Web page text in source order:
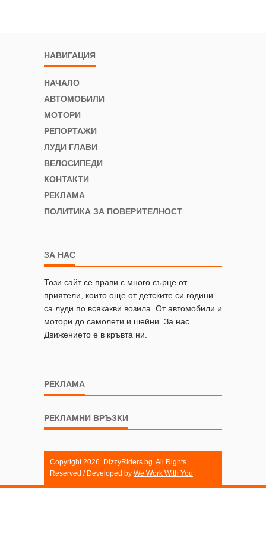
НАВИГАЦИЯ
НАЧАЛО
АВТОМОБИЛИ
МОТОРИ
РЕПОРТАЖИ
ЛУДИ ГЛАВИ
ВЕЛОСИПЕДИ
КОНТАКТИ
РЕКЛАМА
ПОЛИТИКА ЗА ПОВЕРИТЕЛНОСТ
ЗА НАС
Този сайт се прави с много сърце от
приятели, които още от детските си години
са луди по всякакви возила. От автомобили и
мотори до самолети и шейни. За нас
Движението е в кръвта ни.
РЕКЛАМА
РЕКЛАМНИ ВРЪЗКИ
Copyright 2026. DizzyRiders.bg. All Rights
Reserved / Developed by We Work With You